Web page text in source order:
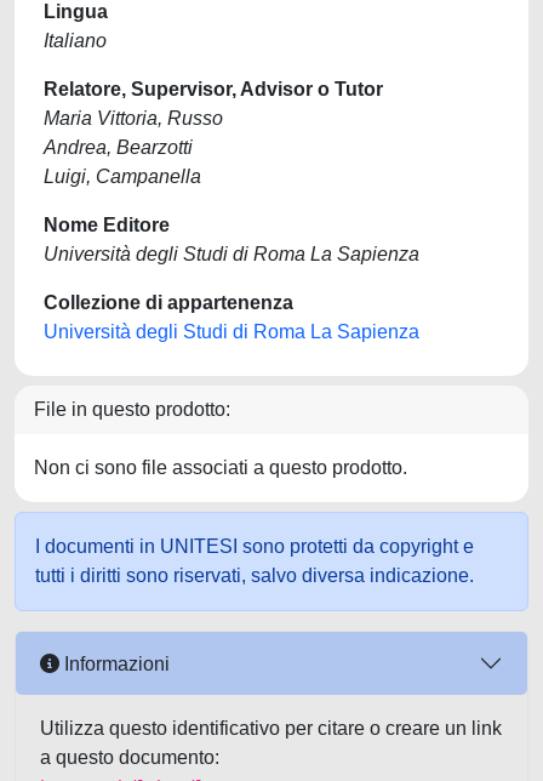
Lingua
Italiano
Relatore, Supervisor, Advisor o Tutor
Maria Vittoria, Russo
Andrea, Bearzotti
Luigi, Campanella
Nome Editore
Università degli Studi di Roma La Sapienza
Collezione di appartenenza
Università degli Studi di Roma La Sapienza
File in questo prodotto:
Non ci sono file associati a questo prodotto.
I documenti in UNITESI sono protetti da copyright e
tutti i diritti sono riservati, salvo diversa indicazione.
Informazioni
Utilizza questo identificativo per citare o creare un link
a questo documento: